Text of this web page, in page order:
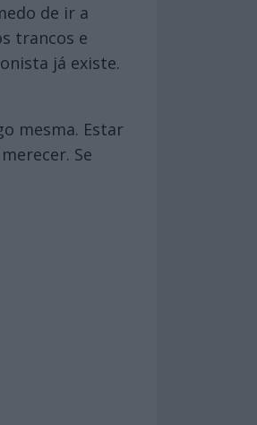
de ir a
trancos e
já existe.
mesma. Estar
Se